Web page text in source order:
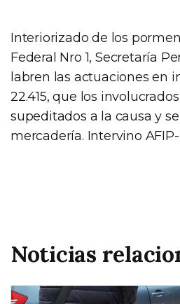
Interiorizado de los
Federal Nro 1, Secretaría
labren las actuaciones en
22.415, que los
supeditados a la causa y
mercadería. Intervino
Noticias